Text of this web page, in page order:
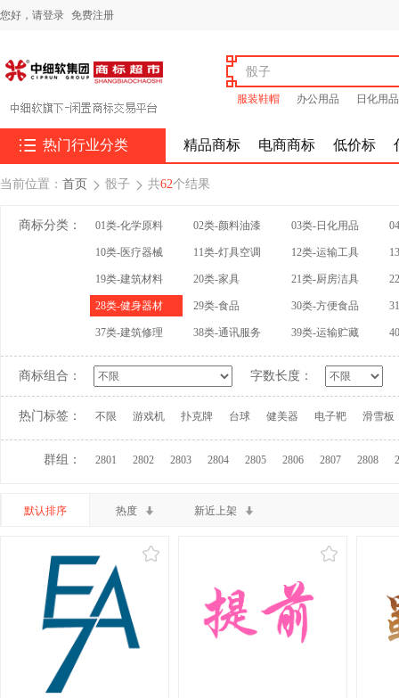
您好， 请登录 免费注册
服装鞋帽 办公用品 日化用品
 热门行业分类 精品商标 电商商标 低价标
当前位置： 首页  骰子  共62个结果
商标分类： 01类-化学原料 02类-颜料油漆 03类-日化用品
10类-医疗器械 11类-灯具空调 12类-运输工具
19类-建筑材料 20类-家具 21类-厨房洁具
28类-健身器材 29类-食品 30类-方便食品
37类-建筑修理 38类-通讯服务 39类-运输贮藏
商标组合： 字数长度：
热门标签： 不限 游戏机 扑克牌 台球 健美器 电子靶 滑雪板
群组： 2801 2802 2803 2804 2805 2806 2807 2808
默认排序 热度 新近上架